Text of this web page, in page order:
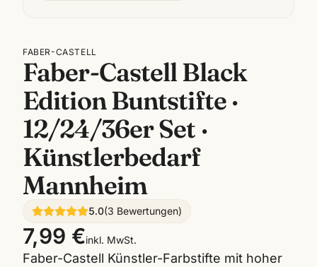
FABER-CASTELL
Faber-Castell Black
Edition Buntstifte ·
12/24/36er Set ·
Künstlerbedarf
Mannheim
5.0(3 Bewertungen)
7,99 €inkl. MwSt.
Faber-Castell Künstler-Farbstifte mit hoher